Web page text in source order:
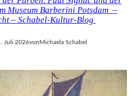
Museum Barberini Potsdam –
– Schabel-Kultur-Blog
Juli 2026vonMichaela Schabel